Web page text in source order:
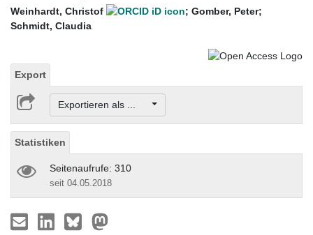
Weinhardt, Christof ; Gomber, Peter;
Schmidt, Claudia
Export
Exportieren als ...
Statistiken
Seitenaufrufe: 310
seit 04.05.2018